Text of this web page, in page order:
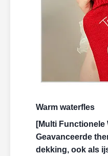
Warm waterfles
[Multi Functionele
Geavanceerde
dekking, ook als